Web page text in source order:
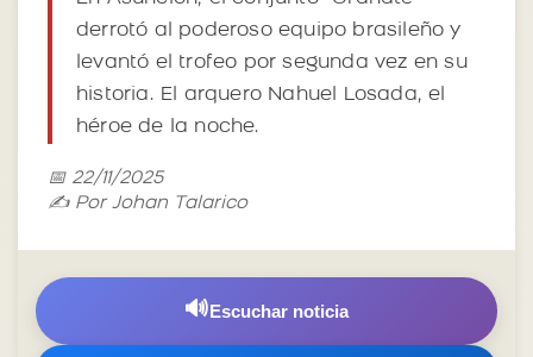
derrotó al poderoso equipo brasileño y
levantó el trofeo por segunda vez en su
historia. El arquero Nahuel Losada, el
héroe de la noche.
📅 22/11/2025
✍️ Por Johan Talarico
🔊Escuchar noticia